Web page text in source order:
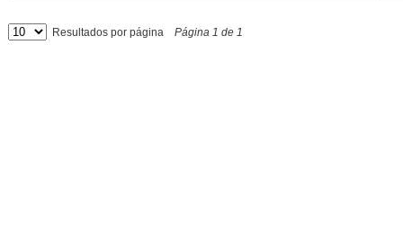
Resultados por página Página 1 de 1